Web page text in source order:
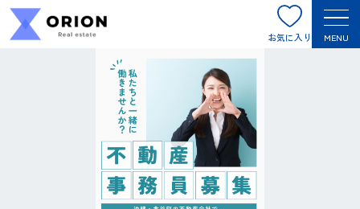
お気に入り MENU